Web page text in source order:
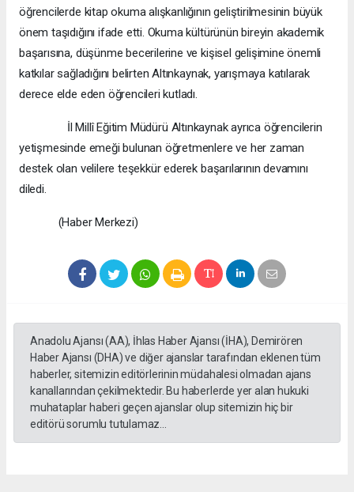
öğrencilerde kitap okuma alışkanlığının geliştirilmesinin büyük
önem taşıdığını ifade etti. Okuma kültürünün bireyin akademik
başarısına, düşünme becerilerine ve kişisel gelişimine önemli
katkılar sağladığını belirten Altınkaynak, yarışmaya katılarak
derece elde eden öğrencileri kutladı.
İl Millî Eğitim Müdürü Altınkaynak ayrıca öğrencilerin
yetişmesinde emeği bulunan öğretmenlere ve her zaman
destek olan velilere teşekkür ederek başarılarının devamını
diledi.
(Haber Merkezi)
Anadolu Ajansı (AA), İhlas Haber Ajansı (İHA), Demirören
Haber Ajansı (DHA) ve diğer ajanslar tarafından eklenen tüm
haberler, sitemizin editörlerinin müdahalesi olmadan ajans
kanallarından çekilmektedir. Bu haberlerde yer alan hukuki
muhataplar haberi geçen ajanslar olup sitemizin hiç bir
editörü sorumlu tutulamaz...